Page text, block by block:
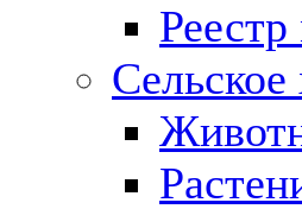
Сельское